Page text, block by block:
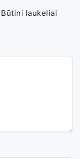
Būtini laukeliai